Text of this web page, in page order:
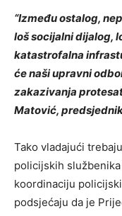
“Između ostalog,
loš socijalni dijalog,
katastrofalna
će naši upravni
zakazivanja
Matović,
Tako vladajući
policijskih
koordinaciju
podsjećaju da je